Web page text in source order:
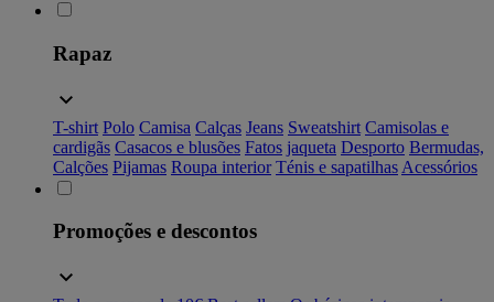
Rapaz
T-shirt Polo Camisa Calças Jeans Sweatshirt Camisolas e
cardigãs Casacos e blusões Fatos jaqueta Desporto Bermudas,
Calções Pijamas Roupa interior Ténis e sapatilhas Acessórios
Promoções e descontos